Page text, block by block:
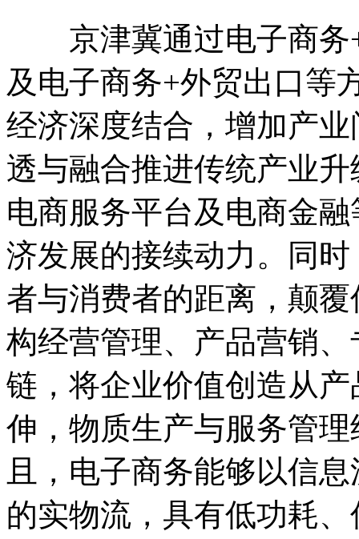
京津冀通过电子商务+
及电子商务+外贸出口等
经济深度结合，增加产
透与融合推进传统产业
电商服务平台及电商金
济发展的接续动力。同
者与消费者的距离，颠
构经营管理、产品营销
链，将企业价值创造从
伸，物质生产与服务管
且，电子商务能够以信
的实物流，具有低功耗